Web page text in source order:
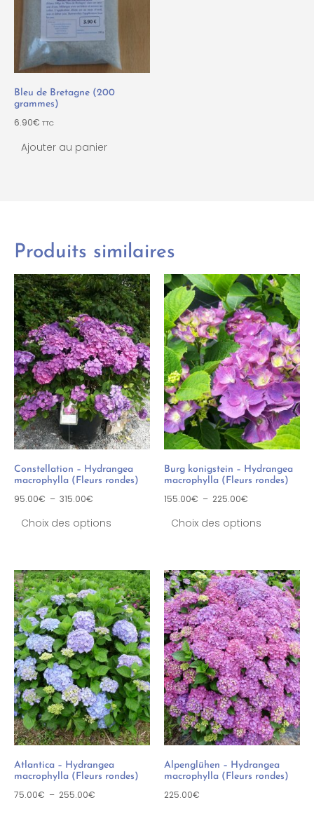
Bleu de Bretagne (200
grammes)
6.90€ TTC
Ajouter au panier
Produits similaires
Constellation – Hydrangea
macrophylla (Fleurs rondes)
95.00€ – 315.00€
Choix des options
Burg konigstein – Hydrangea
macrophylla (Fleurs rondes)
155.00€ – 225.00€
Choix des options
Atlantica – Hydrangea
macrophylla (Fleurs rondes)
75.00€ – 255.00€
Alpenglühen – Hydrangea
macrophylla (Fleurs rondes)
225.00€